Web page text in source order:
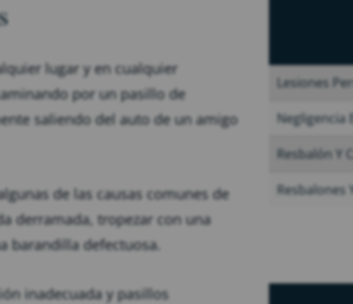
lugar y en cualquier
por un pasillo de
saliendo del auto de un amigo
de las causas comunes de
derramada, tropezar con una
barandilla defectuosa.
inadecuada y pasillos
Lesiones
Negligencia
Resbalón Y
Resbalones